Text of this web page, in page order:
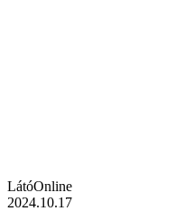
LátóOnline
2024.10.17